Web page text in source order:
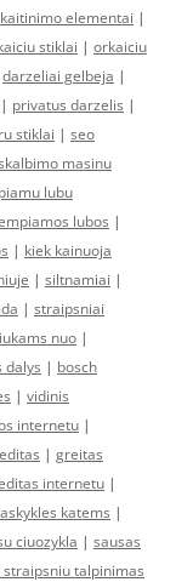
kaitinimo elementai |
stiklai | orkaiciu
darzeliai gelbeja |
| privatus darzelis |
stiklai | seo
masinu
lubu
lubos |
| kiek kainuoja
| siltnamiai |
| straipsniai
nuo |
dalys | bosch
| vidinis
internetu |
| greitas
internetu |
katems |
ciuozykla | sausas
straipsniu talpinimas